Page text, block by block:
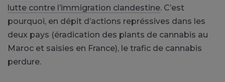
lutte contre l’immigration clandestine. C’est
pourquoi, en dépit d’actions représsives dans les
deux pays (éradication des plants de cannabis au
Maroc et saisies en France), le trafic de cannabis
perdure.